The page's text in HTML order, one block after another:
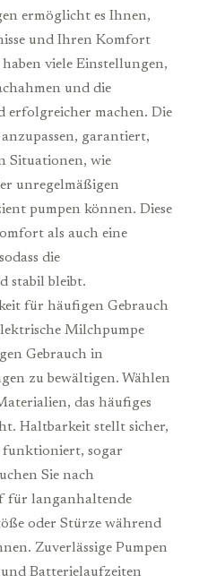
ermöglicht es Ihnen,
und Ihren Komfort
viele Einstellungen,
und die
erfolgreicher machen. Die
garantiert,
Situationen, wie
unregelmäßigen
pumpen können. Diese
als auch eine
die
stabil bleibt.
für häufigen Gebrauch
Milchpumpe
Gebrauch in
zu bewältigen. Wählen
das häufiges
Haltbarkeit stellt sicher,
funktioniert, sogar
Sie nach
für langanhaltende
oder Stürze während
Zuverlässige Pumpen
Batterielaufzeiten